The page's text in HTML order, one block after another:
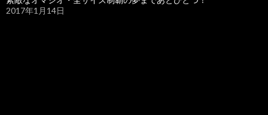
2017年1月14日